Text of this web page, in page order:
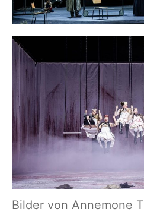
Bilder von Annemone